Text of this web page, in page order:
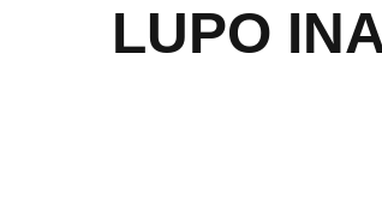
LUPO